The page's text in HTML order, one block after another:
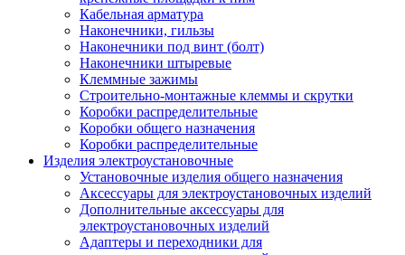
Кабельная арматура
Наконечники, гильзы
Наконечники под винт (болт)
Наконечники штыревые
Клеммные зажимы
Строительно-монтажные клеммы и скрутки
Коробки распределительные
Коробки общего назначения
Коробки распределительные
Изделия электроустановочные
Установочные изделия общего назначения
Аксессуары для электроустановочных изделий
Дополнительные аксессуары для
электроустановочных изделий
Адаптеры и переходники для